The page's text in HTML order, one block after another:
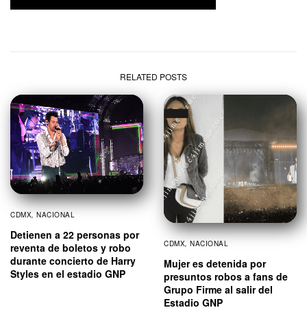
RELATED POSTS
CDMX, NACIONAL
Detienen a 22 personas por
reventa de boletos y robo
durante concierto de Harry
Styles en el estadio GNP
CDMX NACIONAL
Mujer es detenida por
presuntos robos a fans de
Grupo Firme al salir del
Estadio GNP